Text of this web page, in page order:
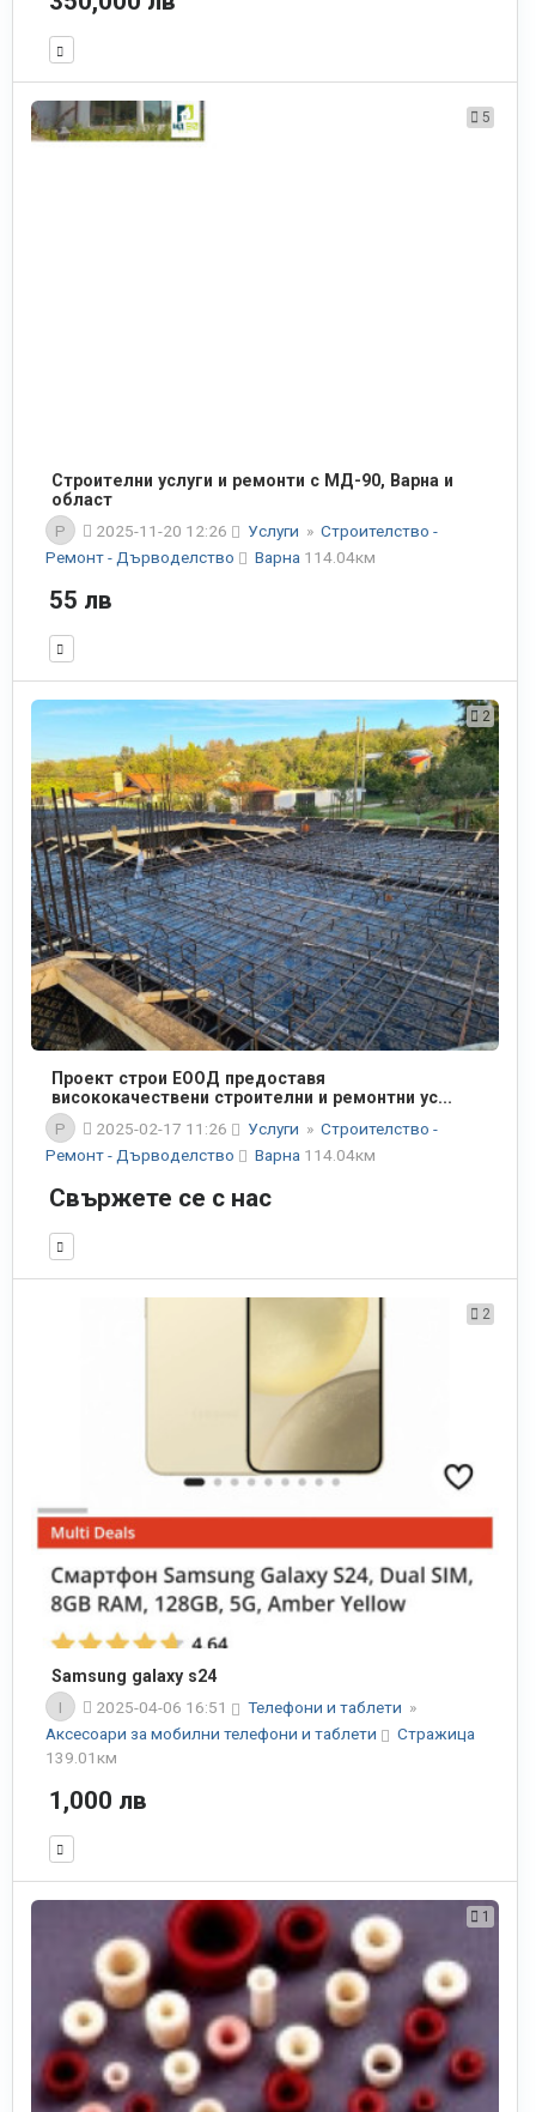
5
Строителни услуги и ремонти с МД-90, Варна и
област
P
2025-11-20 12:26 Услуги » Строителство -
Ремонт - Дърводелство
Варна 114.04км
55 лв
2
Проект строи ЕООД предоставя
висококачествени строителни и ремонтни ус...
P
2025-02-17 11:26 Услуги » Строителство -
Ремонт - Дърводелство
Варна 114.04км
Свържете се с нас
2
Samsung galaxy s24
I
2025-04-06 16:51 Телефони и таблети »
Аксесоари за мобилни телефони и таблети
Стражица
139.01км
1,000 лв
1